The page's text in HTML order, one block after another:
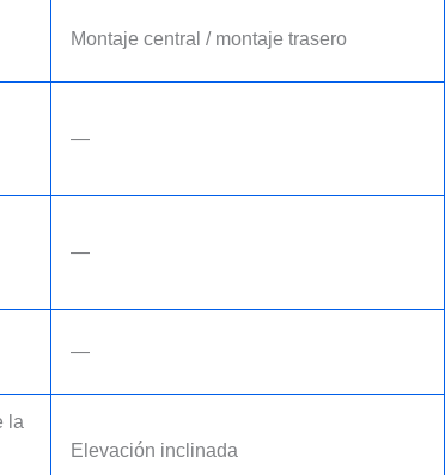
Montaje central / montaje trasero
—
—
—
la
Elevación inclinada